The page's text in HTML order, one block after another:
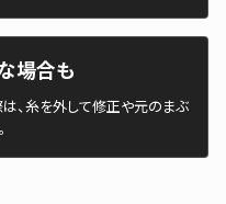
場合も
、糸を外して修正や元のまぶ